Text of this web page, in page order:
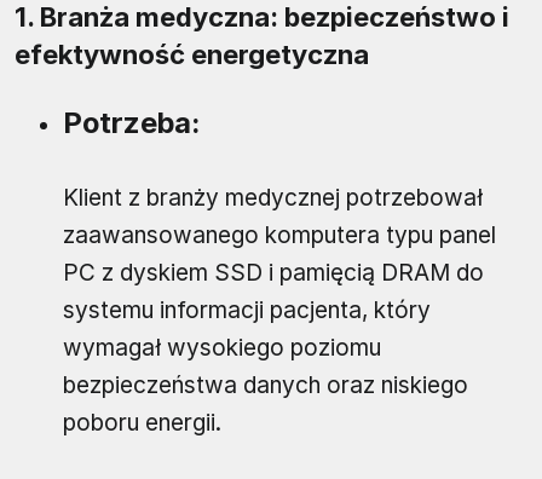
1. Branża medyczna: bezpieczeństwo i
efektywność energetyczna
Potrzeba:
Klient z branży medycznej potrzebował
zaawansowanego komputera typu panel
PC z dyskiem SSD i pamięcią DRAM do
systemu informacji pacjenta, który
wymagał wysokiego poziomu
bezpieczeństwa danych oraz niskiego
poboru energii.